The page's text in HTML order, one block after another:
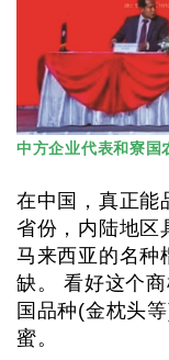
中方企业代表和寮国
在中国，真正能
省份，内陆地区
马来西亚的名种
缺。 看好这个
国品种(金枕头
蜜。